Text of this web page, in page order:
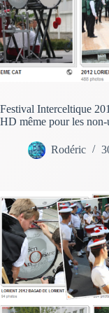
Festival Interceltique
HD même pour les
Rodéric